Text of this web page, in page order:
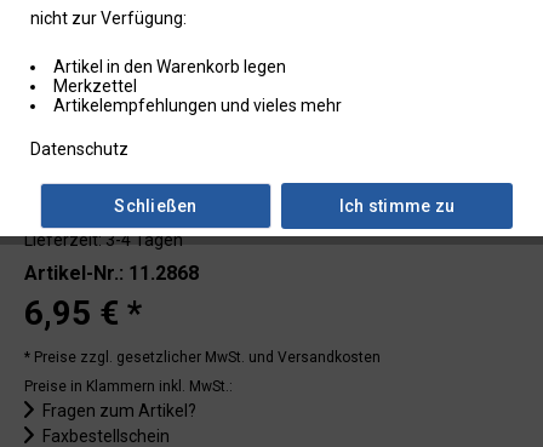
Lieferzeit: 3-4 Tagen
Artikel-Nr.: 11.2868
6,95 € *
* Preise zzgl. gesetzlicher MwSt. und Versandkosten
Preise in Klammern inkl. MwSt.:
Fragen zum Artikel?
Faxbestellschein
nicht zur Verfügung:
Artikel in den Warenkorb legen
Merkzettel
Artikelempfehlungen und vieles mehr
Datenschutz
Ich stimme zu
Schließen